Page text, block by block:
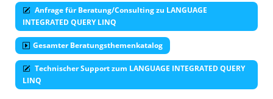
Anfrage für Beratung/Consulting zu LANGUAGE
INTEGRATED QUERY LINQ
Gesamter Beratungsthemenkatalog
Technischer Support zum LANGUAGE INTEGRATED QUERY
LINQ